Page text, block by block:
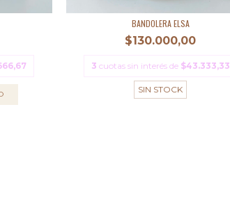
BANDOLERA ELSA
$130.000,00
3 cuotas sin interés de $43.333,33
SIN STOCK